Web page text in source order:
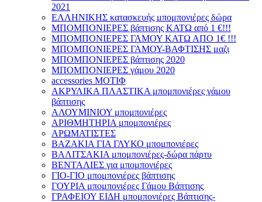
2021
ΕΛΛΗΝΙΚΗΣ κατασκευής μπομπονιέρες δώρα
ΜΠΟΜΠΟΝΙΕΡΕΣ βάπτισης ΚΑΤΩ από 1 €!!!
ΜΠΟΜΠΟΝΙΕΡΕΣ ΓΑΜΟΥ ΚΑΤΩ ΑΠΟ 1€ !!!
ΜΠΟΜΠΟΝΙΕΡΕΣ ΓΑΜΟΥ-ΒΑΦΤΙΣΗΣ μαζι
ΜΠΟΜΠΟΝΙΕΡΕΣ βάπτισης 2020
ΜΠΟΜΠΟΝΙΕΡΕΣ γάμου 2020
accessories ΜΟΤΙΦ
ΑΚΡΥΛΙΚΑ ΠΛΑΣΤΙΚΑ μπομπονιέρες γάμου
βάπτισης
ΑΛΟΥΜΙΝΙΟΥ μπομπονιέρες
ΑΡΙΘΜΗΤΗΡΙΑ μπομπονιέρες
ΑΡΩΜΑΤΙΣΤΕΣ
ΒΑΖΑΚΙΑ ΓΙΑ ΓΛΥΚΟ μπομπονιέρες
ΒΑΛΙΤΣΑΚΙΑ μπομπονιέρες-δώρα πάρτυ
ΒΕΝΤΑΛΙΕΣ για μπομπονιέρες
ΓΙΟ-ΓΙΟ μπομπονιέρες βάπτισης
ΓΟΥΡΙΑ μπομπονιέρες Γάμου Βάπτισης
ΓΡΑΦΕΙΟΥ ΕΙΔΗ μπομπονιέρες Βάπτισης-